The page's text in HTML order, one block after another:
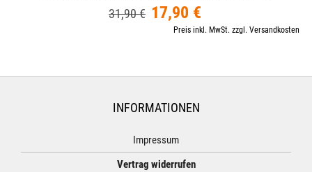
31,90 € 17,90 €
Preis inkl. MwSt. zzgl. Versandkosten
INFORMATIONEN
Impressum
Vertrag widerrufen